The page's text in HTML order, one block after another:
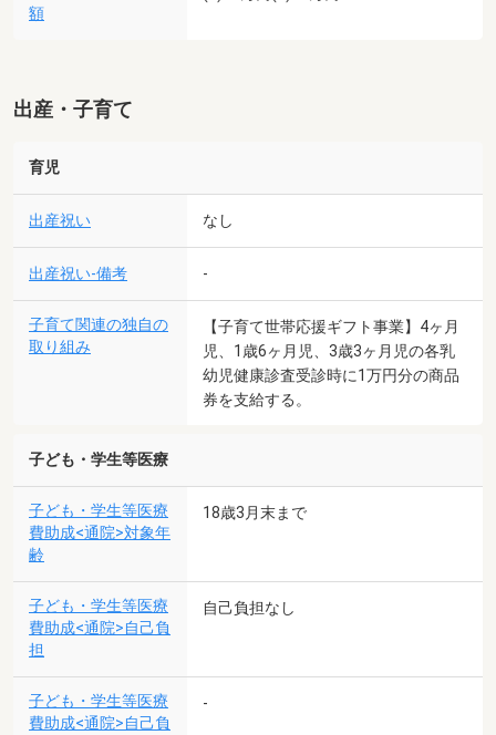
額
出産・子育て
育児
出産祝い なし
出産祝い-備考 -
子育て関連の独自の
取り組み
【子育て世帯応援ギフト事業】4ヶ月
児、1歳6ヶ月児、3歳3ヶ月児の各乳
幼児健康診査受診時に1万円分の商品
券を支給する。
子ども・学生等医療
子ども・学生等医療
費助成<通院>対象年
齢
18歳3月末まで
子ども・学生等医療
費助成<通院>自己負
担
自己負担なし
子ども・学生等医療
費助成<通院>自己負
-